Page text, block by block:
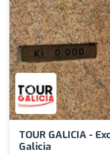
TOUR GALICIA -
Galicia